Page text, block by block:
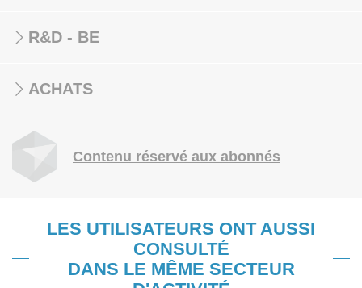
R&D - BE
ACHATS
Contenu réservé aux abonnés
LES UTILISATEURS ONT AUSSI
CONSULTÉ
DANS LE MÊME SECTEUR